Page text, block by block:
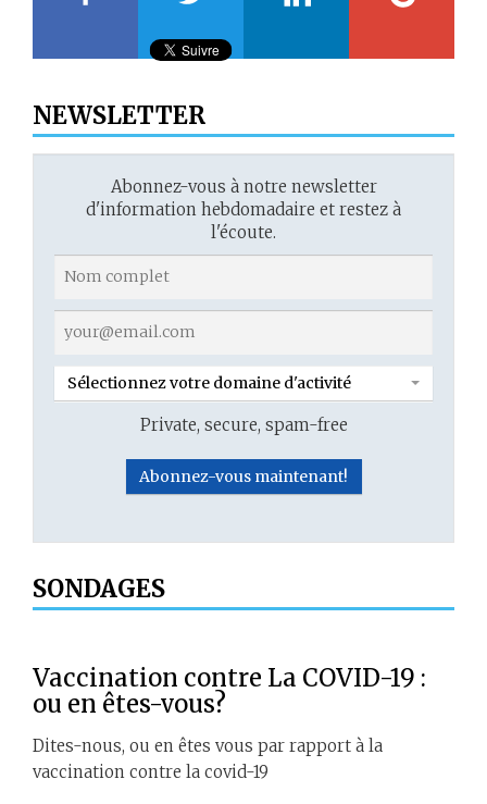
NEWSLETTER
Abonnez-vous à notre newsletter
d'information hebdomadaire et restez à
l'écoute.
Sélectionnez votre domaine d'activité
Private, secure, spam-free
SONDAGES
Vaccination contre La COVID-19 :
ou en êtes-vous?
Dites-nous, ou en êtes vous par rapport à la
vaccination contre la covid-19